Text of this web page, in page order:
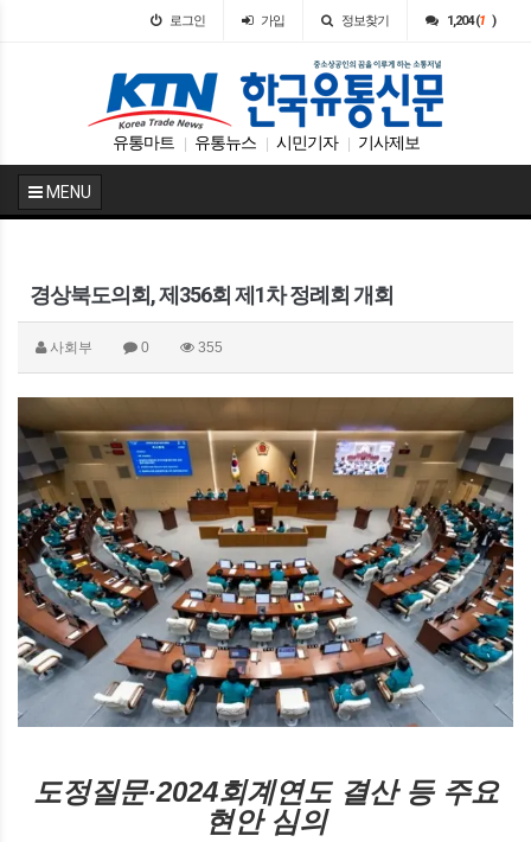
로그인 가입 정보찾기 1,204 (1 )
유통마트 유통뉴스 시민기자 기사제보
MENU
경상북도의회, 제356회 제1차 정례회 개회
사회부 0 355
도정질문·2024회계연도 결산 등 주요
현안 심의